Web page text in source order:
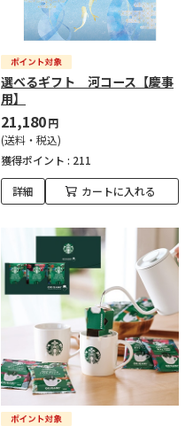
選べるギフト 河コース【慶事
用】
21,180円
(送料・税込)
獲得ポイント : 211
詳細 カートに入れる